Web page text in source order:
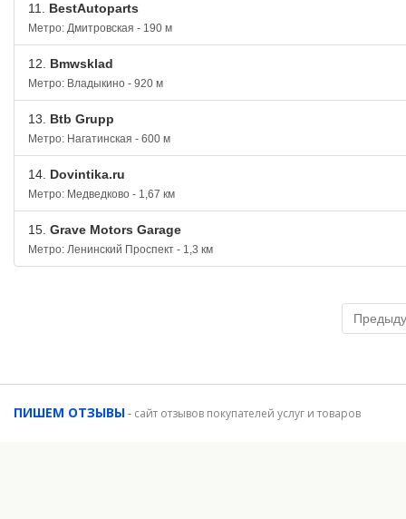
11. BestAutoparts
Метро: Дмитровская - 190 м
12. Bmwsklad
Метро: Владыкино - 920 м
13. Btb Grupp
Метро: Нагатинская - 600 м
14. Dovintika.ru
Метро: Медведково - 1,67 км
15. Grave Motors Garage
Метро: Ленинский Проспект - 1,3 км
ПИШЕМ ОТЗЫВЫ- сайт отзывов покупателей услуг и товаров